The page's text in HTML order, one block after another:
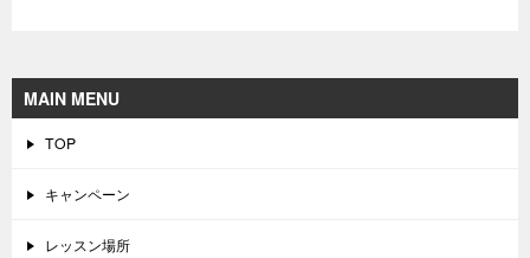
MAIN MENU
TOP
キャンペーン
レッスン場所